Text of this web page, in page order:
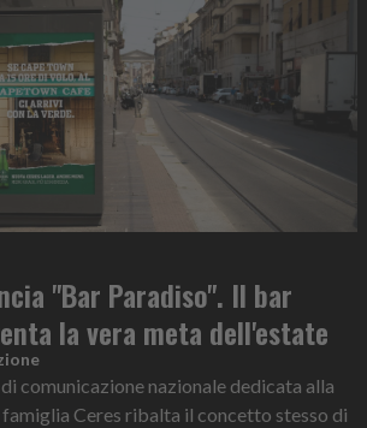
"Bar Paradiso". Il bar
la vera meta dell'estate
comunicazione nazionale dedicata alla
Ceres ribalta il concetto stesso di